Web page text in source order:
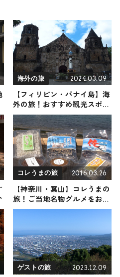
海外の旅 2024.03.09
【フィリピン・パナイ島】海
外の旅！おすすめ観光スポッ
トやグルメをリポート
コレうまの旅 2016.03.26
【神奈川・葉山】コレうまの
旅！ご当地名物グルメをお届
け
ゲストの旅 2023.12.09